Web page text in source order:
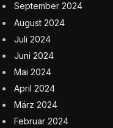
September 2024
August 2024
Juli 2024
Juni 2024
Mai 2024
April 2024
März 2024
Februar 2024